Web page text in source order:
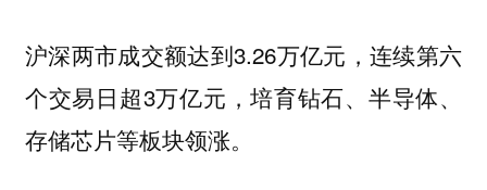
沪深两市成交额达到3.26万亿元，连续第六
个交易日超3万亿元，培育钻石、半导体、
存储芯片等板块领涨。